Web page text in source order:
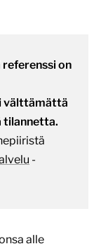
on
välttämättä
tilannetta.
-
alle